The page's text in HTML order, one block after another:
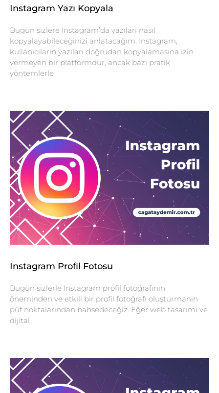
Instagram Yazı Kopyala
Bugün sizlere Instagram’da yazıları nasıl
kopyalayabileceğinizi anlatacağım. Instagram,
kullanıcıların yazıları doğrudan kopyalamasına izin
vermeyen bir platformdur, ancak bazı pratik
yöntemlerle
Instagram Profil Fotosu
Bugün sizlerle Instagram profil fotoğrafının
öneminden ve etkili bir profil fotoğrafı oluşturmanın
püf noktalarından bahsedeceğiz. Eğer web tasarımı ve
dijital